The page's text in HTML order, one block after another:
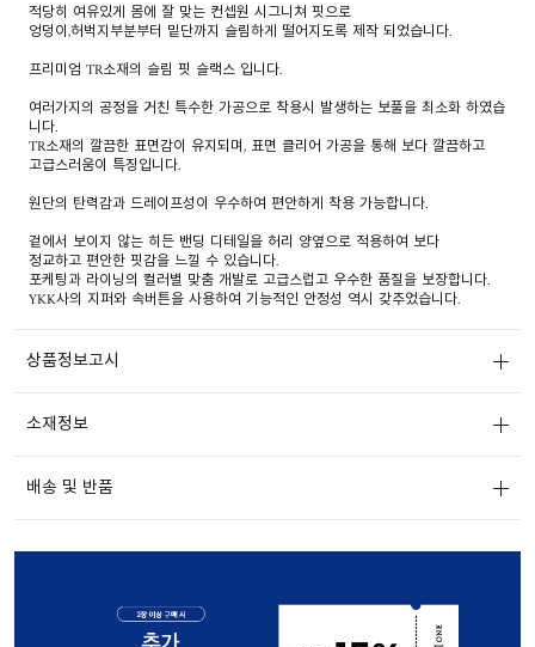
적당히 여유있게 몸에 잘 맞는 컨셉원 시그니쳐 핏으로
엉덩이,허벅지부분부터 밑단까지 슬림하게 떨어지도록 제작 되었습니다.
프리미엄 TR소재의 슬림 핏 슬랙스 입니다.
여러가지의 공정을 거친 특수한 가공으로 착용시 발생하는 보풀을 최소화 하였습
니다.
TR소재의 깔끔한 표면감이 유지되며, 표면 클리어 가공을 통해 보다 깔끔하고
고급스러움이 특징입니다.
원단의 탄력감과 드레이프성이 우수하여 편안하게 착용 가능합니다.
겉에서 보이지 않는 히든 밴딩 디테일을 허리 양옆으로 적용하여 보다
정교하고 편안한 핏감을 느낄 수 있습니다.
포케팅과 라이닝의 컬러별 맞춤 개발로 고급스럽고 우수한 품질을 보장합니다.
YKK사의 지퍼와 속버튼을 사용하여 기능적인 안정성 역시 갖추었습니다.
상품정보고시
소재정보
배송 및 반품